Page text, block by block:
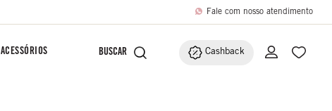
Fale com nosso atendimento
ACESSÓRIOS Cashback